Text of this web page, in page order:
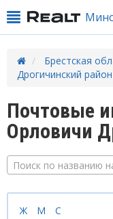
Брестская
Дрогичинский район
Почтовые
Орловичи
Поиск по названию
Ж М С